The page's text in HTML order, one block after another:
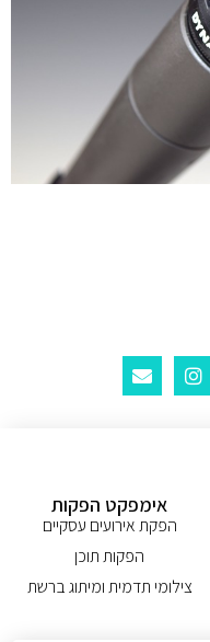
אימפקט הפקות
הפקת אירועים עסקיים
הפקות תוכן
צילומי תדמית ומיתוג ברשת